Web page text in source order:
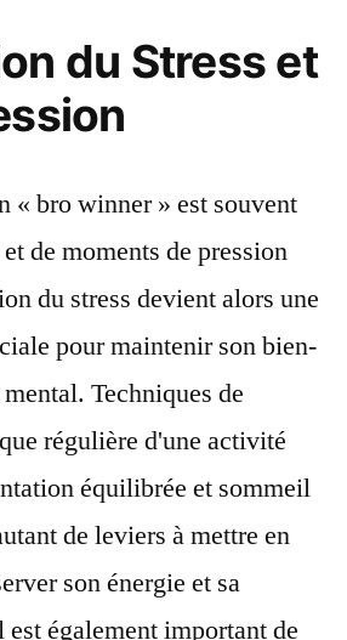
du Stress et
« bro winner » est souvent
de moments de pression
du stress devient alors une
pour maintenir son bien-
Techniques de
régulière d'une activité
équilibrée et sommeil
de leviers à mettre en
son énergie et sa
également important de